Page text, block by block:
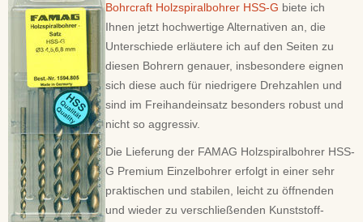
Bohrcraft Holzspiralbohrer HSS-G biete ich
Ihnen jetzt hochwertige Alternativen an, die
Unterschiede erläutere ich auf den Seiten zu
diesen Bohrern genauer, insbesondere eignen
sich diese auch für niedrigere Drehzahlen und
sind im Freihandeinsatz besonders robust und
nicht so aggressiv.
Die Lieferung der FAMAG Holzspiralbohrer HSS-
G Premium Einzelbohrer erfolgt in einer sehr
praktischen und stabilen, leicht zu öffnenden
und wieder zu verschließenden Kunststoff-